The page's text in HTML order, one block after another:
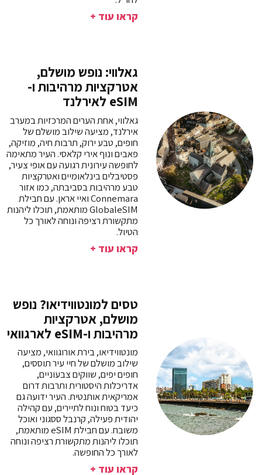
קראו עוד +
גאלווי: נופש מושלם,
אטרקציות מרהיבות ו-
eSIM לאירלנד
גאלווי, אחת הערים המרכזיות במערב
אירלנד, מציעה שילוב מושלם של
חופים, טבע ירוק, תרבות חיה, מוזיקה,
פאבים ונוף אירי קלאסי. העיר מתאימה
לחופשה עירונית רגועה עם אופי צעיר,
פסטיבלים בינלאומיים ואטרקציות
טבע מרהיבות בסביבתה, כמו אזור
Connemara ואיי אראן. עם חבילת
GlobaleSIM מותאמת, תוכלו ליהנות
מתקשורת רציפה ונוחה לאורך כל
הטיול.
קראו עוד +
טסים למונטווידיאו? נופש
מושלם, אטרקציות
מרהיבות ו-eSIM לארגוואי
מונטווידיאו, בירת אורוגוואי, מציעה
שילוב מושלם של חיי עיר תוססים,
חופים יפים, שווקים צבעוניים,
אדריכלות היסטורית ותרבות דרום
אמריקאית אותנטית. העיר ידועה גם
כיעד בטוח ונוח לתיירים, עם קהילה
יהודית פעילה, קרנבל ססגוני ואוכל
משובח. עם חבילת eSIM מותאמת,
תוכלו ליהנות מתקשורת רציפה ונוחה
לאורך כל החופשה.
קראו עוד +